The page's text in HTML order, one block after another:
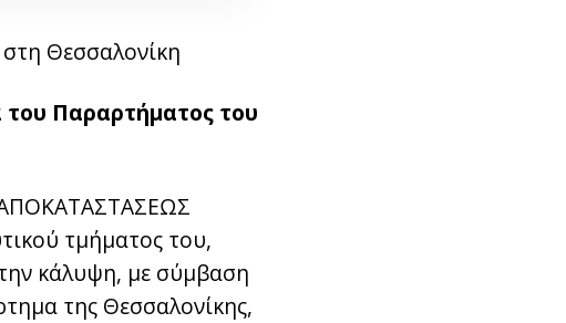
Θεσσαλονίκη
Παραρτήματος του
τμήματος του,
κάλυψη, με σύμβαση
της Θεσσαλονίκης,